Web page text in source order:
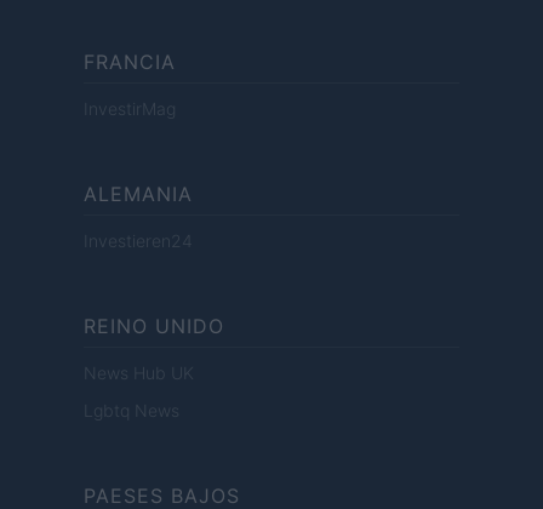
FRANCIA
InvestirMag
ALEMANIA
Investieren24
REINO UNIDO
News Hub UK
Lgbtq News
PAESES BAJOS